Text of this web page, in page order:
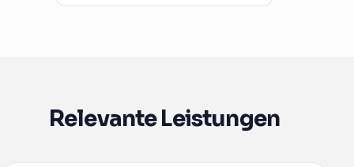
Relevante Leistungen